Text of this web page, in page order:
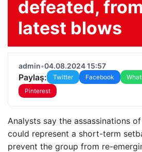
defeated,
latest blows
admin•04.08.2024 15:57
Paylaş: Twitter Facebook
Pinterest
Analysts say the assassinations
could represent a short-term
prevent the group from re-